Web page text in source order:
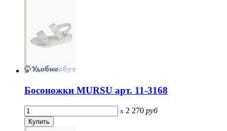
Босоножки MURSU арт. 11-3168
x 2 270 руб